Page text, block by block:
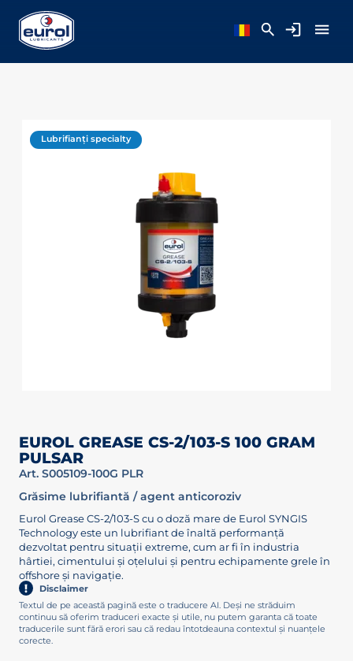
EUROL GREASE CS-2/103-S 100 GRAM
PULSAR
Art. S005109-100G PLR
Grăsime lubrifiantă / agent anticoroziv
Eurol Grease CS-2/103-S cu o doză mare de Eurol SYNGIS
Technology este un lubrifiant de înaltă performanță
dezvoltat pentru situații extreme, cum ar fi în industria
hârtiei, cimentului și oțelului și pentru echipamente grele în
offshore și navigație.
Disclaimer
Textul de pe această pagină este o traducere AI. Deși ne străduim
continuu să oferim traduceri exacte și utile, nu putem garanta că toate
traducerile sunt fără erori sau că redau întotdeauna contextul și nuanțele
corecte.
Lubrifianți specialty